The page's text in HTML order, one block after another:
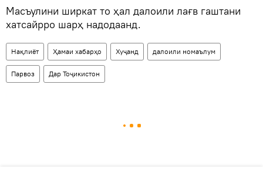
Масъулини ширкат то ҳал далоили лағв гаштани
хатсайрро шарҳ надодаанд.
Нақлиёт Ҳамаи хабарҳо Хуҷанд далоили номаълум
Парвоз Дар Тоҷикистон